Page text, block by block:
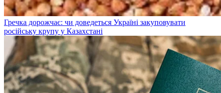
Гречка дорожчає: чи доведеться Україні закуповувати
російську крупу у Казахстані